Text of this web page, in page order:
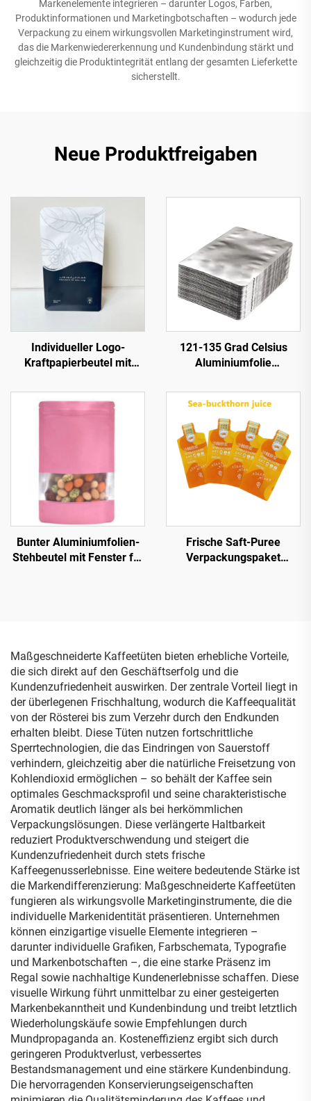
Markenelemente integrieren – darunter Logos, Farben,
Produktinformationen und Marketingbotschaften – wodurch jede
Verpackung zu einem wirkungsvollen Marketinginstrument wird,
das die Markenwiedererkennung und Kundenbindung stärkt und
gleichzeitig die Produktintegrität entlang der gesamten Lieferkette
sicherstellt.
Neue Produktfreigaben
Individueller Logo-
Kraftpapierbeutel mit
Boden Seitennaht
Kaffeeverpackung
121-135 Grad Celsius
Aluminiumfolie
Retortbeutel
Bunter Aluminiumfolien-
Stehbeutel mit Fenster für
Frische Saft-Puree
Verpackungspaket
Maßgeschneiderte Kaffeetüten bieten erhebliche Vorteile,
die sich direkt auf den Geschäftserfolg und die
Kundenzufriedenheit auswirken. Der zentrale Vorteil liegt in
der überlegenen Frischhaltung, wodurch die Kaffeequalität
von der Rösterei bis zum Verzehr durch den Endkunden
erhalten bleibt. Diese Tüten nutzen fortschrittliche
Sperrtechnologien, die das Eindringen von Sauerstoff
verhindern, gleichzeitig aber die natürliche Freisetzung von
Kohlendioxid ermöglichen – so behält der Kaffee sein
optimales Geschmacksprofil und seine charakteristische
Aromatik deutlich länger als bei herkömmlichen
Verpackungslösungen. Diese verlängerte Haltbarkeit
reduziert Produktverschwendung und steigert die
Kundenzufriedenheit durch stets frische
Kaffeegenusserlebnisse. Eine weitere bedeutende Stärke ist
die Markendifferenzierung: Maßgeschneiderte Kaffeetüten
fungieren als wirkungsvolle Marketinginstrumente, die die
individuelle Markenidentität präsentieren. Unternehmen
können einzigartige visuelle Elemente integrieren –
darunter individuelle Grafiken, Farbschemata, Typografie
und Markenbotschaften –, die eine starke Präsenz im
Regal sowie nachhaltige Kundenerlebnisse schaffen. Diese
visuelle Wirkung führt unmittelbar zu einer gesteigerten
Markenbekanntheit und Kundenbindung und treibt letztlich
Wiederholungskäufe sowie Empfehlungen durch
Mundpropaganda an. Kosteneffizienz ergibt sich durch
geringeren Produktverlust, verbessertes
Bestandsmanagement und eine stärkere Kundenbindung.
Die hervorragenden Konservierungseigenschaften